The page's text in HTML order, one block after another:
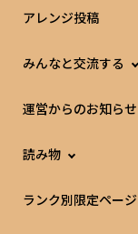
アレンジ投稿
みんなと交流する
運営からのお知らせ
読み物
ランク別限定ページ